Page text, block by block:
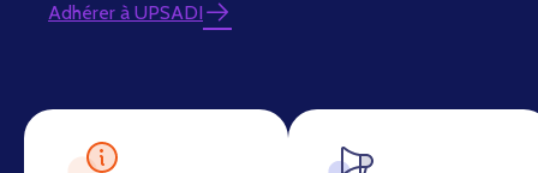
Adhérer à UPSADI